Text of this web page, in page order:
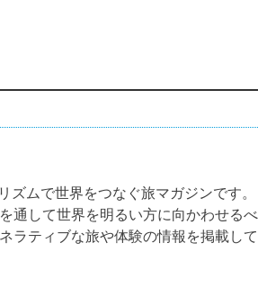
ムで世界をつなぐ旅マガジンです。
通して世界を明るい方に向かわせるべ
ラティブな旅や体験の情報を掲載して